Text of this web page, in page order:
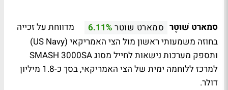
סמארט שׁוּטֶר סמארט שוטר 6.11%
מדווחת על זכייה
בחוזה משמעותי ראשון מול הצי האמריקאי (US Navy)
ותספק מערכות נישאות לחייל מסוג SMASH 3000SA
למרכז ללוחמה ימית של הצי האמריקאי, בסך כ-1.8 מיליון
דולר.